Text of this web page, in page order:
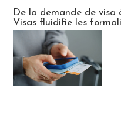
De la demande de visa
Visas fluidifie les